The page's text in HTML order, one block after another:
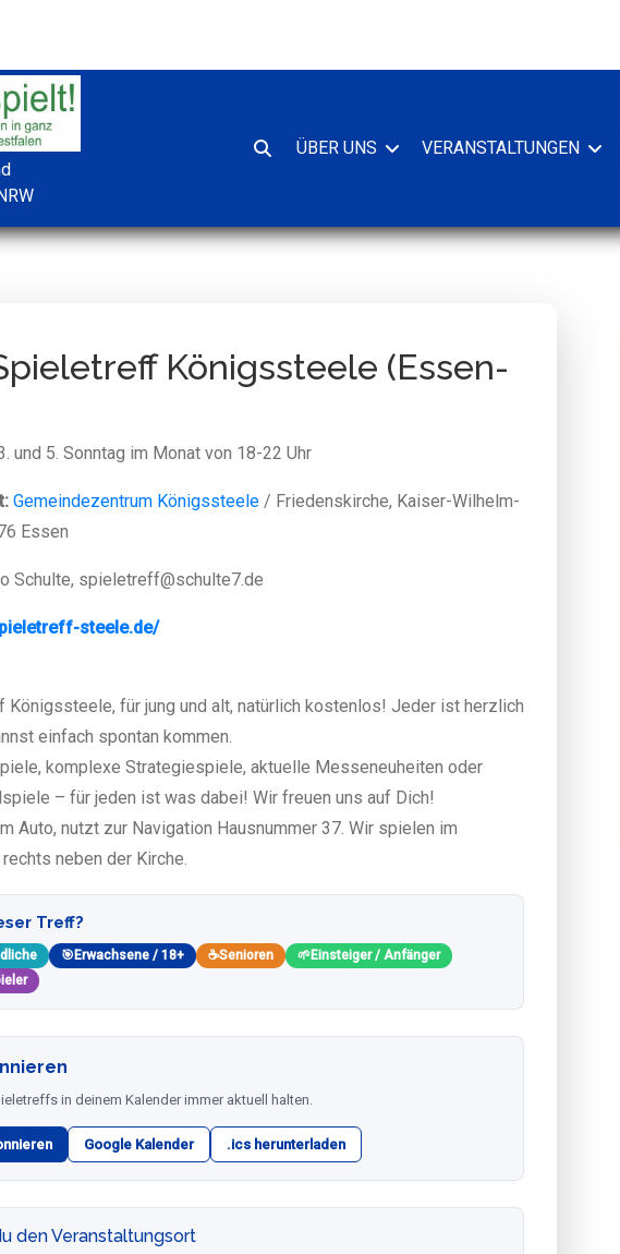
SucheÜBER UNS VERANSTALTUNGEN
Königssteele (Essen-
und 5. Sonntag im Monat von 18-22 Uhr
Gemeindezentrum Königssteele / Friedenskirche, Kaiser-Wilhelm-
Essen
Schulte, spieletreff@schulte7.de
steele.de/
für jung und alt, natürlich kostenlos! Jeder ist herzlich
einfach spontan kommen.
komplexe Strategiespiele, aktuelle Messeneuheiten oder
– für jeden ist was dabei! Wir freuen uns auf Dich!
Auto, nutzt zur Navigation Hausnummer 37. Wir spielen im
neben der Kirche.
Treff?
🎯 Erwachsene / 18+ ☕Senioren 🌱 Einsteiger / Anfänger
in deinem Kalender immer aktuell halten.
Google Kalender .ics herunterladen
den Veranstaltungsort